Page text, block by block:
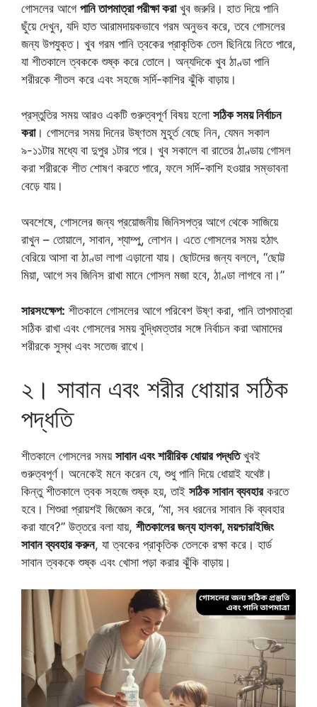
গোসলের আগে পানি তাপমাত্রা পরীক্ষা করাখুব জরুরি। হাত দিয়ে পানি
ছুঁয়ে দেখুন, যদি হাত আরামদায়কভাবে গরম অনুভব করে, তবে গোসলের
জন্য উপযুক্ত। খুব গরম পানি ত্বকের প্রাকৃতিক তেল ছিনিয়ে নিতে পারে,
যা শীতকালে ত্বককে শুষ্ক করে তোলে। অন্যদিকে খুব ঠাণ্ডা পানি
শরীরকে শীতল করে এবং সহজে সর্দি-কাশির ঝুঁকি বাড়ায়।
প্রস্তুতির সময় আরও একটি গুরুত্বপূর্ণ বিষয় হলো সঠিক সময় নির্বাচন
করা। গোসলের সময় দিনের উষ্ণতম মুহূর্ত বেছে নিন, যেমন সকাল
৯-১১টার মধ্যে বা দুপুর ১টার পরে। খুব সকালে বা রাতের ঠাণ্ডায় গোসল
করা শরীরকে শীত শোষণ করতে পারে, ফলে সর্দি-কাশি হওয়ার সম্ভাবনা
বেড়ে যায়।
অবশেষে, গোসলের জন্য প্রয়োজনীয় জিনিসপত্র আগে থেকে সাজিয়ে
রাখুন – তোয়ালে, সাবান, শ্যাম্পু, লোশন। এতে গোসলের সময় হঠাৎ
বেরিয়ে আসা বা ঠাণ্ডা লাগা এড়ানো যায়। ছোটদের জন্য বললে, “ছোট্ট
মিয়া, আগে সব জিনিস রাখা মানে গোসল মজা হবে, ঠাণ্ডা লাগবে না।”
সারসংক্ষেপ: শীতকালে গোসলের আগে পরিবেশ উষ্ণ করা, পানি তাপমাত্রা
সঠিক রাখা এবং গোসলের সময় বুদ্ধিমত্তার সঙ্গে নির্বাচন করা আমাদের
শরীরকে সুস্থ এবং সতেজ রাখে।
২। সাবান এবং শরীর ধোয়ার সঠিক
পদ্ধতি
শীতকালে গোসলের সময় সাবান এবং শারীরিক ধোয়ার পদ্ধতিখুবই
গুরুত্বপূর্ণ। অনেকেই মনে করেন যে, শুধু পানি দিয়ে ধোয়াই যথেষ্ট।
কিন্তু শীতকালে ত্বক সহজে শুষ্ক হয়, তাই সঠিক সাবান ব্যবহারকরতে
হবে। শিশুরা প্রায়শই জিজ্ঞেস করে, “মা, সব ধরনের সাবান কি ব্যবহার
করা যাবে?” উত্তরে বলা যায়, শীতকালের জন্য হালকা, ময়শ্চারাইজিং
সাবান ব্যবহার করুন, যা ত্বকের প্রাকৃতিক তেলকে রক্ষা করে। হার্ড
সাবান ত্বককে শুষ্ক এবং খোসা পড়া করার ঝুঁকি বাড়ায়।